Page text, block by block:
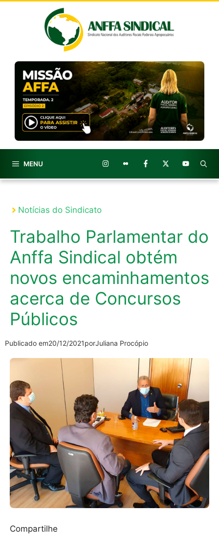
MENU
Notícias do Sindicato
Trabalho Parlamentar do
Anffa Sindical obtém
novos encaminhamentos
acerca de Concursos
Públicos
Publicado em20/12/2021porJuliana Procópio
Compartilhe